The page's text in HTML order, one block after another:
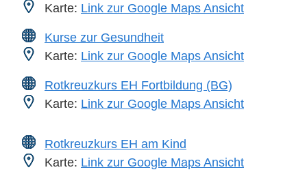
Karte: Link zur Google Maps Ansicht
Kurse zur Gesundheit
Karte: Link zur Google Maps Ansicht
Rotkreuzkurs EH Fortbildung (BG)
Karte: Link zur Google Maps Ansicht
Rotkreuzkurs EH am Kind
Karte: Link zur Google Maps Ansicht